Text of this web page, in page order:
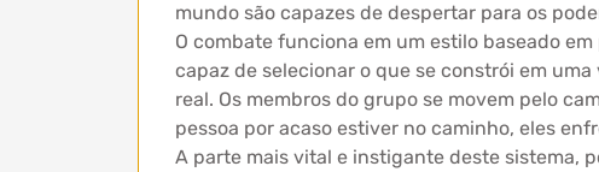
mundo são capazes de despertar para os
O combate funciona em um estilo baseado
capaz de selecionar o que se constrói em
real. Os membros do grupo se movem pelo
pessoa por acaso estiver no caminho, eles
A parte mais vital e instigante deste sistema,